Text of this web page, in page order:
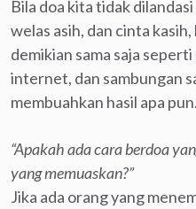
Bila doa kita tidak
welas asih, dan cinta
demikian sama saja
internet, dan sambungan
membuahkan hasil apa pun.
“Apakah ada cara berdoa
yang memuaskan?”
Jika ada orang yang